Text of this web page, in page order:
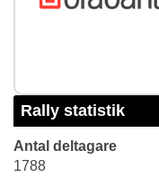
Rally statistik
Antal deltagare
1788